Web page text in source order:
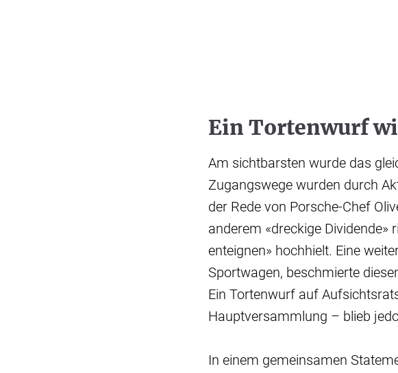
Ein Tortenwurf
Am sichtbarsten wurde das
Zugangswege wurden durch
der Rede von Porsche-Chef
anderem «dreckige
enteignen» hochhielt. Eine
Sportwagen, beschmierte
Ein Tortenwurf auf
Hauptversammlung – blieb
In einem gemeinsamen